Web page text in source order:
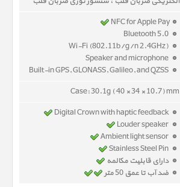
NFC for Apple Pay
Case: 30.1g ( 40 × 34 × 10.7) mm
دارای قابلیت مکالمه
ضد آب تا عمق 50 متر